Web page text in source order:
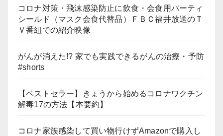
コロナ対策・飛沫感染防止に飲食・会食用パーティ
シールド（マスク会食代替品）ＦＢＣ福井放送のＴ
Ｖ番組での紹介映像
がんが消えた!? 家でも実践できるがんの治療・予防
#shorts
【ベストセラー】きょうから始めるコロナワクチン
解毒17の方法【本要約】
コロナ家族感染して買い物行けずAmazonで購入し